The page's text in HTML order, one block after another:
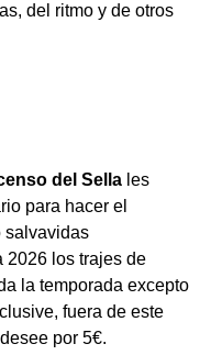
del ritmo y de otros
del Sella les
para hacer el
salvavidas
2026 los trajes de
la temporada excepto
, fuera de este
por 5€.